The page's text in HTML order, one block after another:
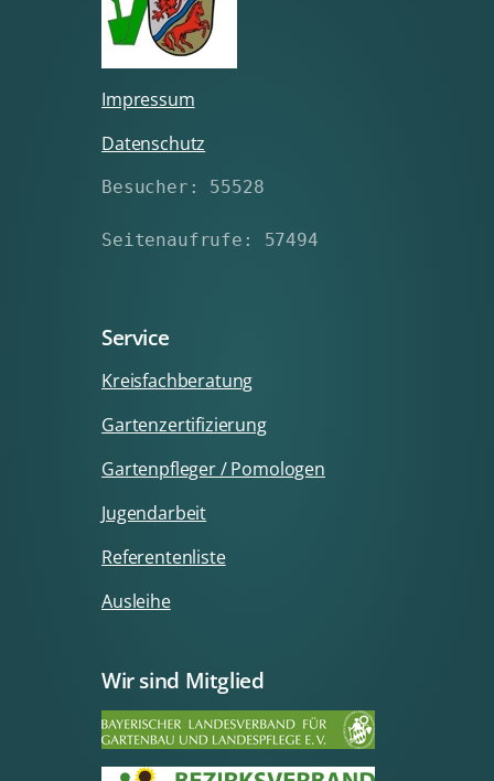
Impressum
Datenschutz
Besucher: 55528
Seitenaufrufe: 57494
Service
Kreisfachberatung
Gartenzertifizierung
Gartenpfleger / Pomologen
Jugendarbeit
Referentenliste
Ausleihe
Wir sind Mitglied